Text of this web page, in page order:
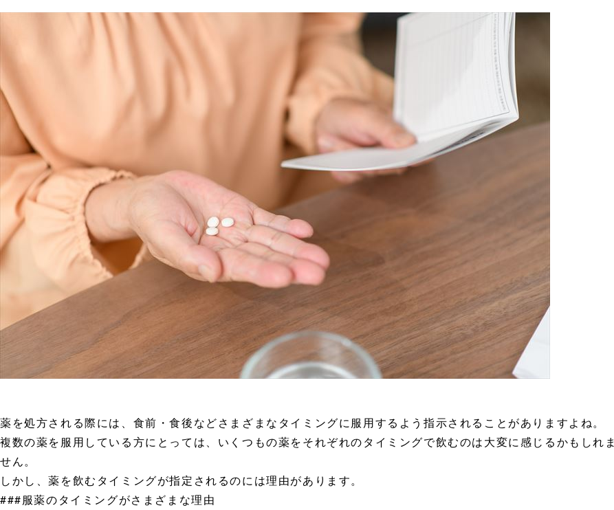
薬を処方される際には、食前・食後などさまざまなタイミングに服用するよう指示されることがありますよね。
複数の薬を服用している方にとっては、いくつもの薬をそれぞれのタイミングで飲むのは大変に感じるかもしれま
せん。
しかし、薬を飲むタイミングが指定されるのには理由があります。
###服薬のタイミングがさまざまな理由